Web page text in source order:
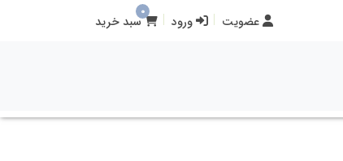
عضویت ورود
0
سبد خرید